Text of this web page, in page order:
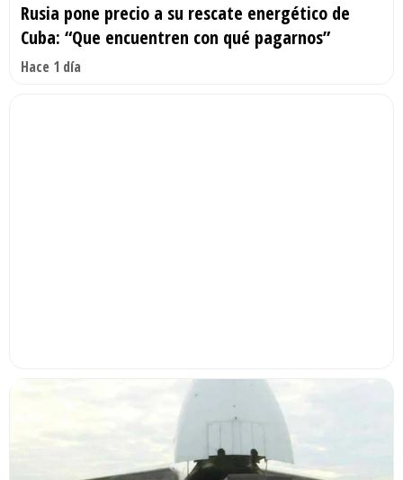
Rusia pone precio a su rescate energético de
Cuba: “Que encuentren con qué pagarnos”
Hace 1 día